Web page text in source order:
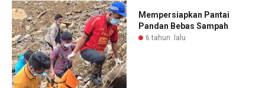
Mempersiapkan Pantai
Pandan Bebas Sampah
6 tahun lalu